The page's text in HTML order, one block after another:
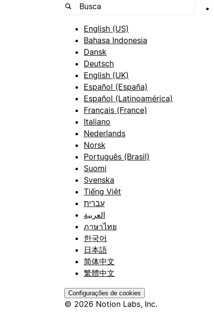
English (US)
Bahasa Indonesia
Dansk
Deutsch
English (UK)
Español (España)
Español (Latinoamérica)
Français (France)
Italiano
Nederlands
Norsk
Português (Brasil)
Suomi
Svenska
Tiếng Việt
עברית
العربية
ภาษาไทย
한국어
日本語
简体中文
繁體中文
Configurações de cookies
© 2026 Notion Labs, Inc.